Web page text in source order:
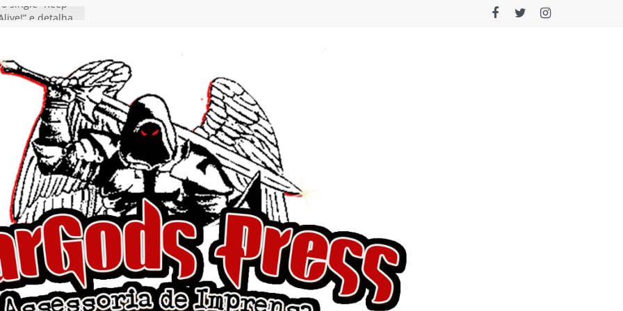
single “Keep
Rig” definitivo
Hell’s Heroes
chega ao
em formato
nas plataformas
show em
Autoral” e
do novo single
de uma
do EP
I Begin”